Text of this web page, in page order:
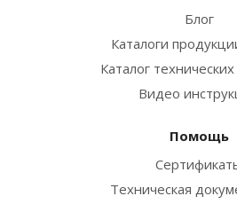
Блог
Каталоги
Каталог
Видео
Помощь
Техническая